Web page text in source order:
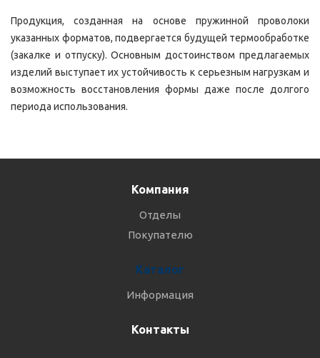
Продукция, созданная на основе пружинной проволоки
указанных форматов, подвергается будущей термообработке
(закалке и отпуску). Основным достоинством предлагаемых
изделий выступает их устойчивость к серьезным нагрузкам и
возможность восстановления формы даже после долгого
периода использования.
Компания
Отделы
Покупателю
Каталог
Информация
Контакты